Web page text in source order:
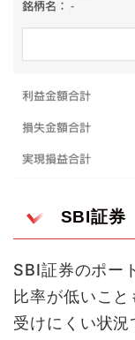
SBI証券
SBI証券のポー
比率が低いこ
受けにくい状